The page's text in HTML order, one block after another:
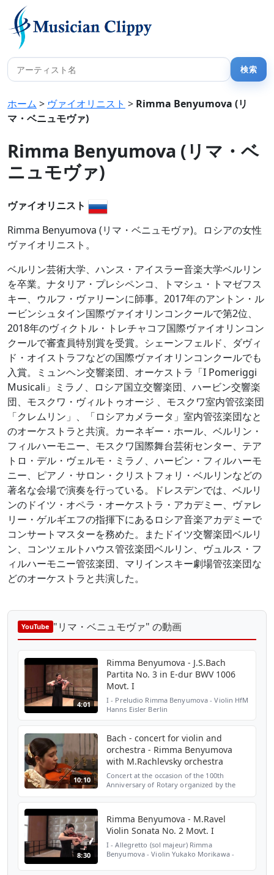
ホーム > ヴァイオリニスト > Rimma Benyumova (リ
マ・ベニュモヴァ)
Rimma Benyumova (リマ・ベ
ニュモヴァ)
ヴァイオリニスト
Rimma Benyumova (リマ・ベニュモヴァ)。ロシアの女性
ヴァイオリニスト。
ベルリン芸術大学、ハンス・アイスラー音楽大学ベルリン
を卒業。ナタリア・プレシペンコ、トマシュ・トマゼフス
キー、ウルフ・ヴァリーンに師事。2017年のアントン・ル
ービンシュタイン国際ヴァイオリンコンクールで第2位、
2018年のヴィクトル・トレチャコフ国際ヴァイオリンコン
クールで審査員特別賞を受賞。シェーンフェルド、ダヴィ
ド・オイストラフなどの国際ヴァイオリンコンクールでも
入賞。ミュンヘン交響楽団、オーケストラ「I Pomeriggi
Musicali」ミラノ、ロシア国立交響楽団、ハービン交響楽
団、モスクワ・ヴィルトゥオージ 、モスクワ室内管弦楽団
「クレムリン」、「ロシアカメラータ」室内管弦楽団なと
のオーケストラと共演。カーネギー・ホール、ベルリン・
フィルハーモニー、モスクワ国際舞台芸術センター、テア
トロ・デル・ヴェルモ・ミラノ、ハービン・フィルハーモ
ニー、ピアノ・サロン・クリストフォリ・ベルリンなどの
著名な会場で演奏を行っている。ドレスデンでは、ベルリ
ンのドイツ・オペラ・オーケストラ・アカデミー、ヴァレ
リー・ゲルギエフの指揮下にあるロシア音楽アカデミーで
コンサートマスターを務めた。またドイツ交響楽団ベルリ
ン、コンツェルトハウス管弦楽団ベルリン、ヴュルス・フ
ィルハーモニー管弦楽団、マリインスキー劇場管弦楽団な
どのオーケストラと共演した。
YouTube "リマ・ベニュモヴァ" の動画
4:01
Rimma Benyumova - J.S.Bach
Partita No. 3 in E-dur BWV 1006
Movt. I
I - Preludio Rimma Benyumova - Violin HfM
Hanns Eisler Berlin
10:10
Bach - concert for violin and
orchestra - Rimma Benyumova
with M.Rachlevsky orchestra
Concert at the occasion of the 100th
Anniversary of Rotary organized by the
8:30
Rimma Benyumova - M.Ravel
Violin Sonata No. 2 Movt. I
I - Allegretto (sol majeur) Rimma
Benyumova - Violin Yukako Morikawa -